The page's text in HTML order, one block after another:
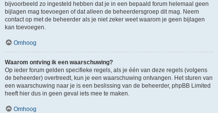
bijvoorbeeld zo ingesteld hebben dat je in een bepaald forum helemaal geen
bijlagen mag toevoegen of dat alleen de beheerdersgroep dit mag. Neem
contact op met de beheerder als je niet zeker weet waarom je geen bijlagen
kan toevoegen.
Omhoog
Waarom ontving ik een waarschuwing?
Op ieder forum gelden specifieke regels, als je één van deze regels (volgens
de beheerder) overtreedt, kun je een waarschuwing ontvangen. Het sturen van
een waarschuwing naar je is een beslissing van de beheerder, phpBB Limited
heeft hier dus in geen geval iets mee te maken.
Omhoog